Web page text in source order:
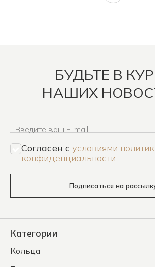
БУДЬТЕ В
НАШИХ
Введите ваш E-mail
Согласен c условиями
конфиденциальности
Подписаться на
Категории
Кольца